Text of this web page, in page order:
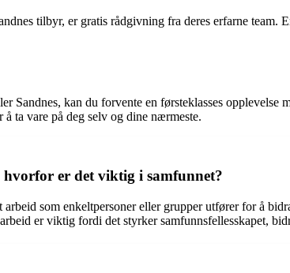
tilbyr, er gratis rådgivning fra deres erfarne
Sandnes, kan du forvente en førsteklasses
ta vare på deg selv og dine nærmeste.
er det viktig i samfunnet?
som enkeltpersoner eller grupper utfører for å
er viktig fordi det styrker samfunnsfellesskapet,